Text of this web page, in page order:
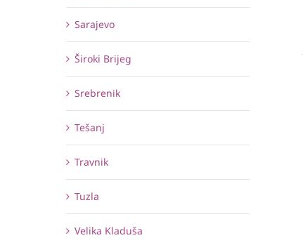
Sarajevo
Široki Brijeg
Srebrenik
Tešanj
Travnik
Tuzla
Velika Kladuša